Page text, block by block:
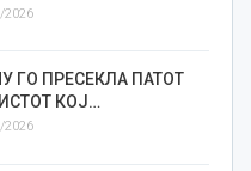
2026
ГО ПРЕСЕКЛА ПАТОТ
КОЈ…
2026